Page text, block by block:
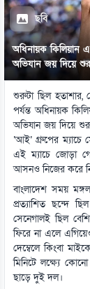
ছবি
অধিনায়ক কিলিয়ান
অভিযান জয় দিয়ে
শুরুটা ছিল হতাশার,
পর্যন্ত অধিনায়ক
অভিযান জয় দিয়ে শুরু
‘আই’ গ্রুপের ম্যাচে
এই ম্যাচে জোড়া
আসনও নিজের করে
বাংলাদেশ সময়
প্রত্যাশিত ছন্দে
সেনেগালই ছিল
ফিরে না এলে
দেম্বেলে কিংবা
মিনিটে লক্ষ্যে
ছাড়ে দুই দল।